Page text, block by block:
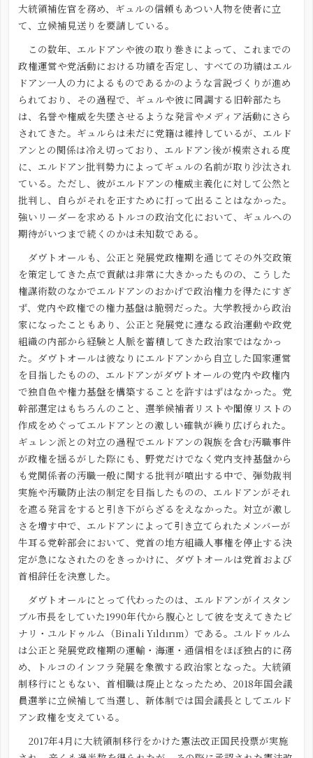
大統領補佐官を務め、ギュルの信頼もあつい人物を使者に立
て、立候補見送りを要請している。
この数年、エルドアンや彼の取り巻きによって、これまでの
政権運営や党活動における功績を否定し、すべての功績はエル
ドアン一人の力によるものであるかのような言説づくりが進め
られており、その過程で、ギュルや彼に同調する旧幹部たち
は、名誉や権威を失墜させるような発言やメディア活動にさら
されてきた。ギュルらは未だに党籍は維持しているが、エルド
アンとの関係は冷え切っており、エルドアン後が模索される度
に、エルドアン批判勢力によってギュルの名前が取り沙汰され
ている。ただし、彼がエルドアンの権威主義化に対して公然と
批判し、自らがそれを正すために打って出ることはなかった。
強いリーダーを求めるトルコの政治文化において、ギュルへの
期待がいつまで続くのかは未知数である。
ダヴトオールも、公正と発展党政権期を通じてその外交政策
を策定してきた点で貢献は非常に大きかったものの、こうした
権謀術数のなかでエルドアンのおかげで政治権力を得たにすぎ
ず、党内や政権での権力基盤は脆弱だった。大学教授から政治
家になったこともあり、公正と発展党に連なる政治運動や政党
組織の内部から経験と人脈を蓄積してきた政治家ではなかっ
た。ダヴトオールは彼なりにエルドアンから自立した国家運営
を目指したものの、エルドアンがダヴトオールの党内や政権内
で独自色や権力基盤を構築することを許すはずはなかった。党
幹部選定はもちろんのこと、選挙候補者リストや閣僚リストの
作成をめぐってエルドアンとの激しい確執が繰り広げられた。
ギュレン派との対立の過程でエルドアンの親族を含む汚職事件
が政権を揺るがした際にも、野党だけでなく党内支持基盤から
も党関係者の汚職一般に関する批判が噴出する中で、弾劾裁判
実施や汚職防止法の制定を目指したものの、エルドアンがそれ
を遮る発言をすると引き下がらざるをえなかった。対立が激し
さを増す中で、エルドアンによって引き立てられたメンバーが
牛耳る党幹部会において、党首の地方組織人事権を停止する決
定が急になされたのをきっかけに、ダヴトオールは党首および
首相辞任を決意した。
ダヴトオールにとって代わったのは、エルドアンがイスタン
ブル市長をしていた1990年代から腹心として彼を支えてきたビ
ナリ・ユルドゥルム（Binali Yıldırım）である。ユルドゥルム
は公正と発展党政権期の運輸・海運・通信相をほぼ独占的に務
め、トルコのインフラ発展を象徴する政治家となった。大統領
制移行にともない、首相職は廃止となったため、2018年国会議
員選挙に立候補して当選し、新体制では国会議長としてエルド
アン政権を支えている。
2017年4月に大統領制移行をかけた憲法改正国民投票が実施